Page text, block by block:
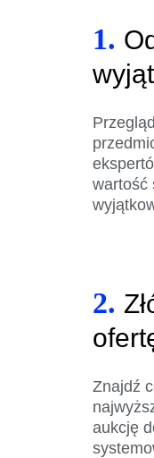
1.
wartość
2.
Znajdź
aukcję